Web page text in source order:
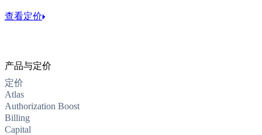
查看定价
产品与定价
定价
Atlas
Authorization Boost
Billing
Capital